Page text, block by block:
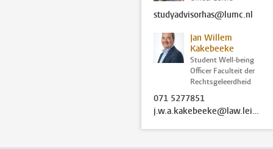
studyadvisorhas@lumc.nl
Jan Willem
Kakebeeke
Student Well-being
Officer Faculteit der
Rechtsgeleerdheid
071 5277851
j.w.a.kakebeeke@law.leidenuniv.nl